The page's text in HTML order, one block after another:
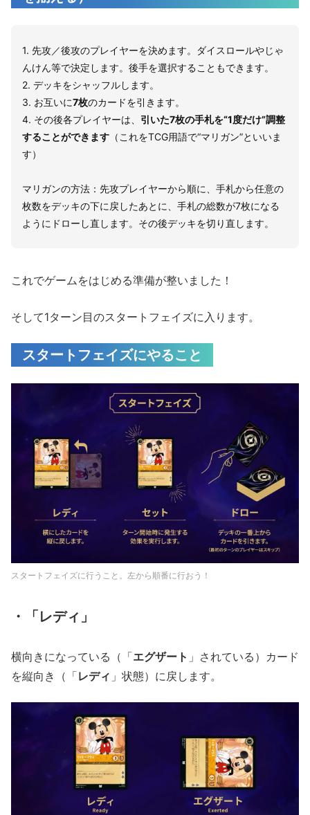
1. 先攻／後攻のプレイヤーを決めます。ダイスロールやじゃ
んけん等で決定します。後手を選択することもできます。
2. デッキをシャッフルします。
3. お互いに7枚のカードを引きます。
4. その後各プレイヤーは、 引いた7枚の手札を“1度だけ”調整
することができます （これをTCG用語で“マリガン”といいま
す）
マリガンの方法：先攻プレイヤーから順に、手札から任意の
枚数をデッキの下に戻したあとに、手札の総数が7枚になる
ようにドローし直します。その後デッキを切り直します。
これでゲームをはじめる準備が整いました！
そして1ターン目のスタートフェイズに入ります。
スタートフェイズにやること
スタートフェイズに行うこと。左から順番に行おう！
・「レディ」
横向きになっている（「エグザート 」されている）カード
を縦向き（「レディ 」状態）に戻します。